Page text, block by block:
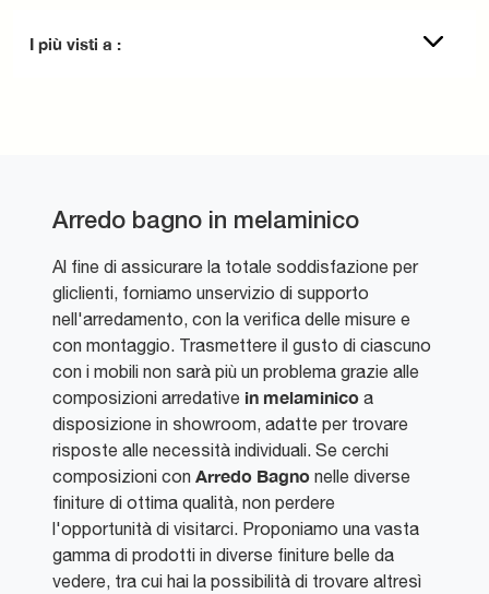
I più visti a :
Arredo bagno in melaminico
Al fine di assicurare la totale soddisfazione per
gliclienti, forniamo unservizio di supporto
nell'arredamento, con la verifica delle misure e
con montaggio. Trasmettere il gusto di ciascuno
con i mobili non sarà più un problema grazie alle
composizioni arredative in melaminico a
disposizione in showroom, adatte per trovare
risposte alle necessità individuali. Se cerchi
composizioni con Arredo Bagno nelle diverse
finiture di ottima qualità, non perdere
l'opportunità di visitarci. Proponiamo una vasta
gamma di prodotti in diverse finiture belle da
vedere, tra cui hai la possibilità di trovare altresì